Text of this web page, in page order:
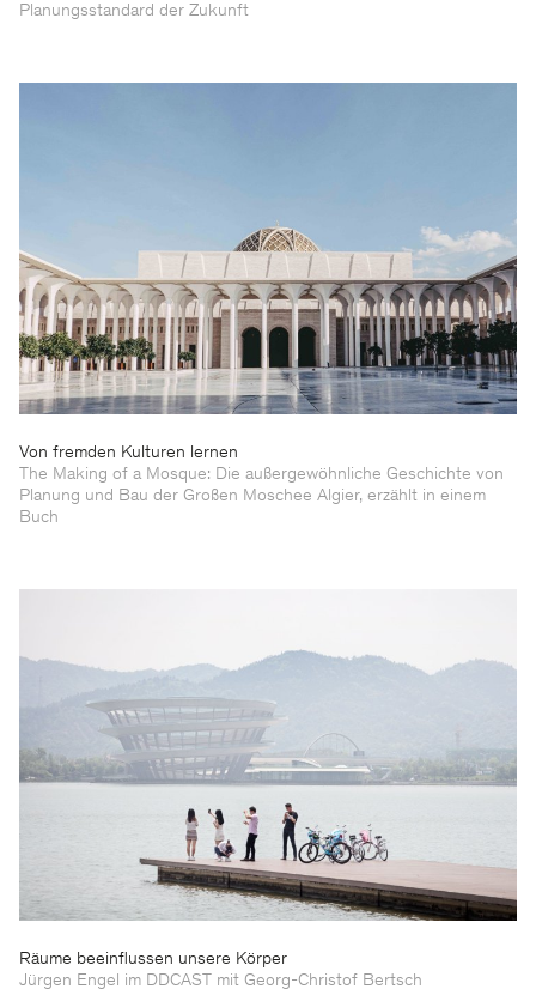
Planungsstandard der Zukunft
Von fremden Kulturen lernen
The Making of a Mosque: Die außergewöhnliche Geschichte von
Planung und Bau der Großen Moschee Algier, erzählt in einem
Buch
Räume beeinflussen unsere Körper
Jürgen Engel im DDCAST mit Georg-Christof Bertsch